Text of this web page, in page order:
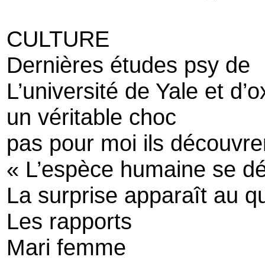
CULTURE
Dernières études psy de
L’université de Yale et
un véritable choc
pas pour moi ils
« L’espèce humaine se
La surprise apparaît au
Les rapports
Mari femme